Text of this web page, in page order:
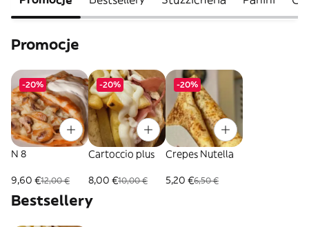
Promocje
-20%
N 8
9,60 €12,00 €
-20%
Cartoccio plus
8,00 €10,00 €
-20%
Crepes Nutella
5,20 €6,50 €
Bestsellery